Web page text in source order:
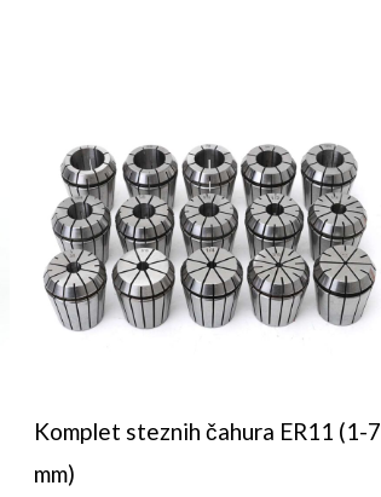
Komplet steznih čahura ER11 (1-7
mm)